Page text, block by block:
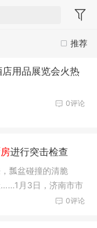
推荐
用品展览会火热
0评论
进行突击检查
瓢盆碰撞的清脆
月3日，济南市市
0评论